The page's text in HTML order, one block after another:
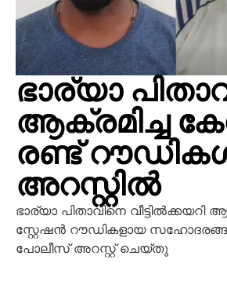
ഭാര്യാ
ആക്രമിച്ച
രണ്ട്
അറസ്റ്റിൽ
ഭാര്യാ പിതാവിനെ വീട്ടിൽക്കയറി
സ്റ്റേഷൻ റൗഡികളായ
പോലീസ് അറസ്റ്റ് ചെയ്തു